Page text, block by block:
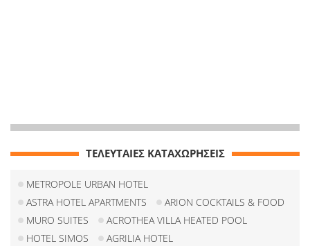
ΤΕΛΕΥΤΑΙΕΣ ΚΑΤΑΧΩΡΗΣΕΙΣ
METROPOLE URBAN HOTEL
ASTRA HOTEL APARTMENTS
ARION COCKTAILS & FOOD
MURO SUITES
ACROTHEA VILLA HEATED POOL
HOTEL SIMOS
AGRILIA HOTEL